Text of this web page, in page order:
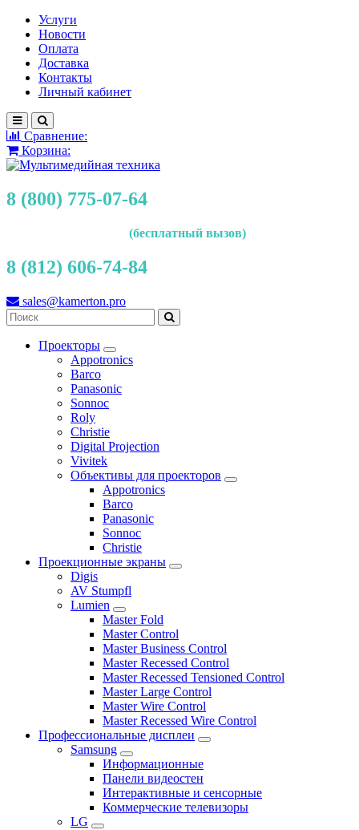
Услуги
Новости
Оплата
Доставка
Контакты
Личный кабинет
Сравнение:
Корзина:
8 (800) 775-07-64
(бесплатный вызов)
8 (812) 606-74-84
sales@kamerton.pro
Проекторы
Appotronics
Barco
Panasonic
Sonnoc
Roly
Christie
Digital Projection
Vivitek
Объективы для проекторов
Appotronics
Barco
Panasonic
Sonnoc
Сhristie
Проекционные экраны
Digis
AV Stumpfl
Lumien
Master Fold
Master Control
Master Business Control
Master Recessed Control
Master Recessed Tensioned Control
Master Large Control
Master Wire Control
Master Recessed Wire Control
Профессиональные дисплеи
Samsung
Информационные
Панели видеостен
Интерактивные и сенсорные
Коммерческие телевизоры
LG